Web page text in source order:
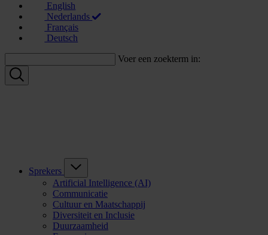
English
Nederlands
Français
Deutsch
Voer een zoekterm in:
Sprekers
Artificial Intelligence (AI)
Communicatie
Cultuur en Maatschappij
Diversiteit en Inclusie
Duurzaamheid